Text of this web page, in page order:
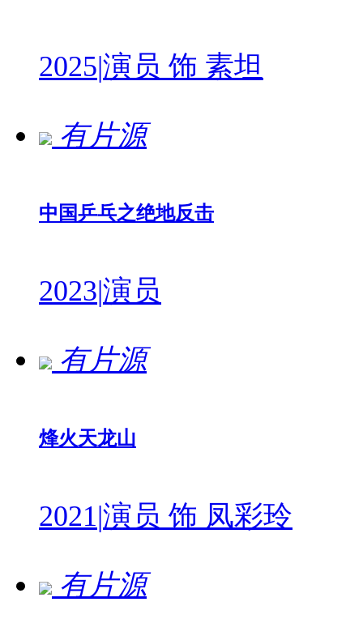
2025|演员 饰 素坦
有片源
中国乒乓之绝地反击
2023|演员
有片源
烽火天龙山
2021|演员 饰 凤彩玲
有片源